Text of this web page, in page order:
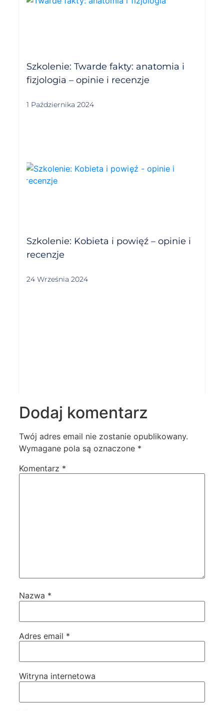
Szkolenie: Twarde fakty: anatomia i
fizjologia – opinie i recenzje
1 Października 2024
Szkolenie: Kobieta i powięź – opinie i
recenzje
24 Września 2024
Dodaj komentarz
Twój adres email nie zostanie opublikowany.
Wymagane pola są oznaczone *
Komentarz *
Nazwa *
Adres email *
Witryna internetowa